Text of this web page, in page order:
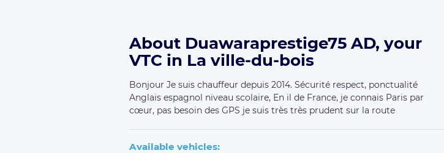
About Duawaraprestige75 AD, your
VTC in La ville-du-bois
Bonjour Je suis chauffeur depuis 2014. Sécurité respect, ponctualité
Anglais espagnol niveau scolaire, En il de France, je connais Paris par
cœur, pas besoin des GPS je suis très très prudent sur la route
Available vehicles: